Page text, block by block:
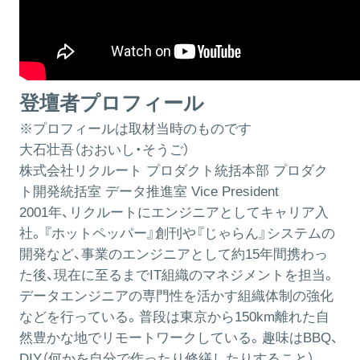
登壇者プロフィール
※プロフィールは取材当時のものです
大石壮吾（おおいし・そうご）
株式会社リクルート プロダクト統括本部 プロダク
ト開発統括室 データ推進室 Vice President
2001年、リクルートにエンジニアとしてキャリア入
社。『ホットペッパー』創刊や『じゃらん』システムの
開発など、事業のエンジニアとして約15年間携わっ
た後、現在に至るまでIT組織のマネジメントを担当。
データエンジニアの専門性を活かす組織体制の強化
などを行っている。普段は東京から150km離れた自
然豊かな地でリモートワークしている。趣味はBBQ、